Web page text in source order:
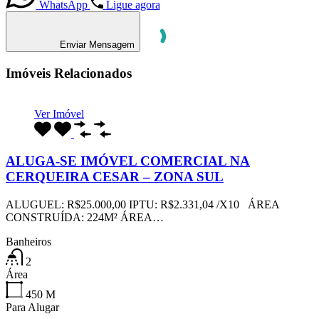
WhatsApp Ligue agora
Enviar Mensagem
Imóveis Relacionados
Ver Imóvel
ALUGA-SE IMÓVEL COMERCIAL NA
CERQUEIRA CESAR – ZONA SUL
ALUGUEL: R$25.000,00 IPTU: R$2.331,04 /X10 ÁREA
CONSTRUÍDA: 224M² ÁREA…
Banheiros
2
Área
450 M
Para Alugar